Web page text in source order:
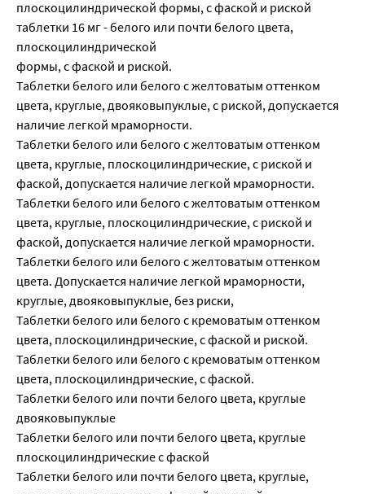
плоскоцилиндрической формы, с фаской и риской
таблетки 16 мг - белого или почти белого цвета,
плоскоцилиндрической
формы, с фаской и риской.
Таблетки белого или белого с желтоватым оттенком
цвета, круглые, двояковыпуклые, с риской, допускается
наличие легкой мраморности.
Таблетки белого или белого с желтоватым оттенком
цвета, круглые, плоскоцилиндрические, с риской и
фаской, допускается наличие легкой мраморности.
Таблетки белого или белого с желтоватым оттенком
цвета, круглые, плоскоцилиндрические, с риской и
фаской, допускается наличие легкой мраморности.
Таблетки белого или белого с желтоватым оттенком
цвета. Допускается наличие легкой мраморности,
круглые, двояковыпуклые, без риски,
Таблетки белого или белого с кремоватым оттенком
цвета, плоскоцилиндрические, с фаской и риской.
Таблетки белого или белого с кремоватым оттенком
цвета, плоскоцилиндрические, с фаской.
Таблетки белого или почти белого цвета, круглые
двояковыпуклые
Таблетки белого или почти белого цвета, круглые
плоскоцилиндрические с фаской
Таблетки белого или почти белого цвета, круглые,